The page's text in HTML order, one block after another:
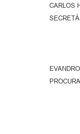
CARLOS